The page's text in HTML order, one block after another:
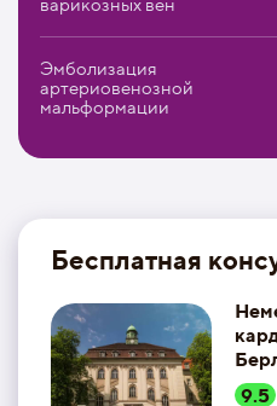
варикозных вен
Эмболизация
артериовенозной
мальформации
Бесплатная
9.5